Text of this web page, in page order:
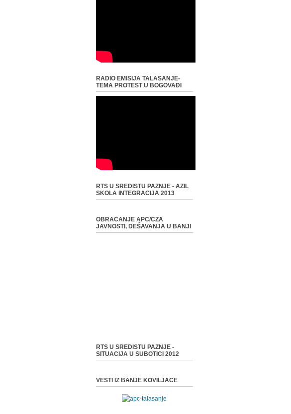
RADIO EMISIJA TALASANJE-
TEMA PROTEST U BOGOVAĐI
RTS U SREDISTU PAZNJE - AZIL
SKOLA INTEGRACIJA 2013
OBRAĆANJE APC/CZA
JAVNOSTI, DEŠAVANJA U BANJI
RTS U SREDISTU PAZNJE -
SITUACIJA U SUBOTICI 2012
VESTI IZ BANJE KOVILJAČE